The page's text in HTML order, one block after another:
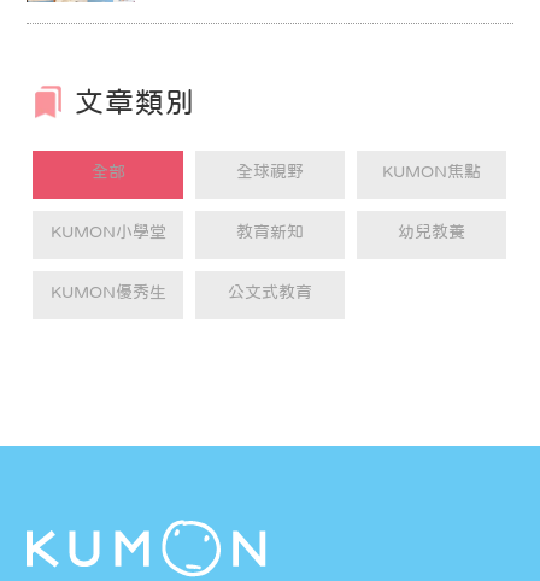
文章類別
全部 全球視野 KUMON焦點
KUMON小學堂 教育新知 幼兒教養
KUMON優秀生 公文式教育